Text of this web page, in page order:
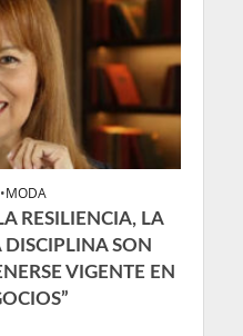
•MODA
RESILIENCIA, LA
DISCIPLINA SON
VIGENTE EN